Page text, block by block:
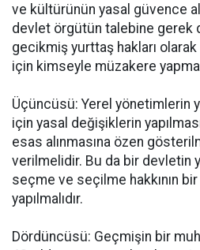
ve kültürünün yasal güvence
devlet örgütün talebine gerek
gecikmiş yurttaş hakları
için kimseyle müzakere
Üçüncüsü: Yerel yönetimlerin
için yasal değişiklerin
esas alınmasına özen
verilmelidir. Bu da bir devletin
seçme ve seçilme hakkının
yapılmalıdır.
Dördüncüsü: Geçmişin bir